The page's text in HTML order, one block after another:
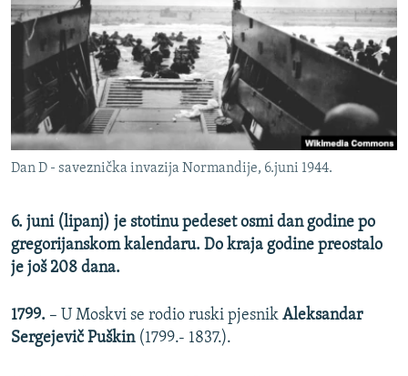
FOTOGALERIJE
INFOGRAFIKE
RAT U UKRAJINI
KINA NA BALKANU
RSE PRIČE IZ SVIJETA
ISPRIČAJ MI
DNEVNO@RSE
SPECIJALI RSE
GENOCID U SREBRENICI
POPLAVE I KLIZIŠTA U BIH 2024.
TV LIBERTY
POST SCRIPTUM
PRATITE NAS
Sve RFE/RL stranice
Dan D - saveznička invazija Normandije, 6.juni 1944.
6. juni (lipanj) je stotinu pedeset osmi dan godine po
gregorijanskom kalendaru. Do kraja godine preostalo
je još 208 dana.
1799. – U Moskvi se rodio ruski pjesnik Aleksandar
Sergejevič Puškin (1799.- 1837.).